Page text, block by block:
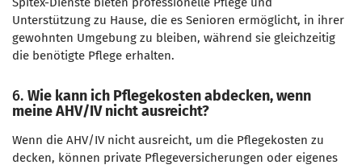
Unterstützung zu Hause, die es Senioren ermöglicht, in ihrer
gewohnten Umgebung zu bleiben, während sie gleichzeitig
die benötigte Pflege erhalten.
6. Wie kann ich Pflegekosten abdecken, wenn
meine AHV/IV nicht ausreicht?
Wenn die AHV/IV nicht ausreicht, um die Pflegekosten zu
decken, können private Pflegeversicherungen oder eigenes